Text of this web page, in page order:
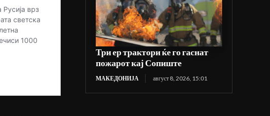
Три ер трактори ќе го гаснат
пожарот кај Сопиште
МАКЕДОНИЈА август 8, 2026, 15:01